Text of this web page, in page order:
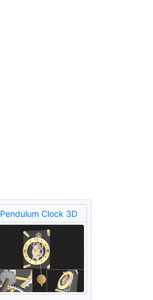
Pendulum Clock 3D